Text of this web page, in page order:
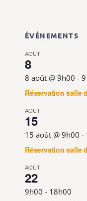
ÉVÈNEMENTS
AOÛT
8
8 août @ 9h00 -
Réservation salle
AOÛT
15
15 août @ 9h00 -
Réservation salle
AOÛT
22
9h00 - 18h00